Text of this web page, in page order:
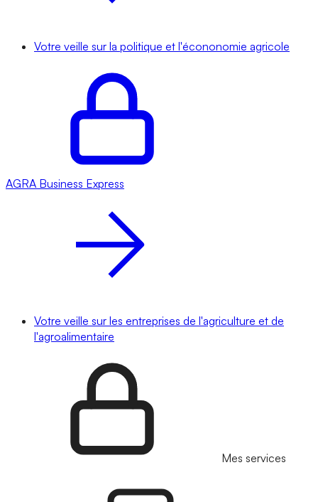
Votre veille sur la politique et l'écononomie agricole
AGRA Business Express
Votre veille sur les entreprises de l'agriculture et de
l'agroalimentaire
Mes services